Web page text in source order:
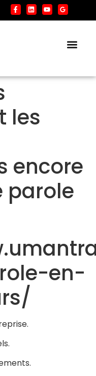
les
encore
parole
en-